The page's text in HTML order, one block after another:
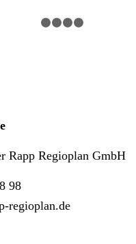
Rapp Regioplan GmbH
98
regioplan.de